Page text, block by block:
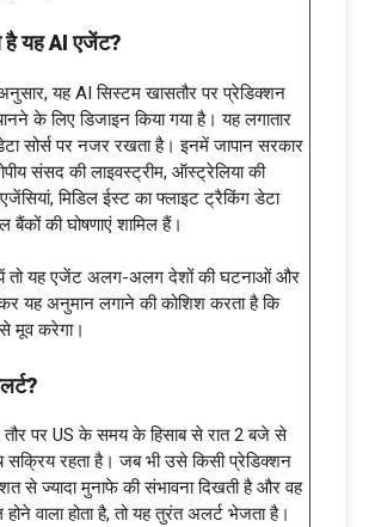
है यहAI एजेंट?
यह AI सिस्टम खासतौर पर प्रेडिक्शन
के लिए डिजाइन किया गया है। यह लगातार
सोर्स पर नजर रखता है। इनमें जापान सरकार
संसद की लाइवस्ट्रीम, ऑस्ट्रेलिया की
मिडिल ईस्ट का फ्लाइट ट्रैकिंग डेटा
की घोषणाएं शामिल हैं।
तो यह एजेंट अलग-अलग देशों की घटनाओं और
यह अनुमान लगाने की कोशिश करता है कि
मूव करेगा।
?
पर US के समय के हिसाब से रात 2 बजे से
रहता है। जब भी उसे किसी प्रेडिक्शन
से ज्यादा मुनाफे की संभावना दिखती है और वह
वाला होता है, तो यह तुरंत अलर्ट भेजता है।